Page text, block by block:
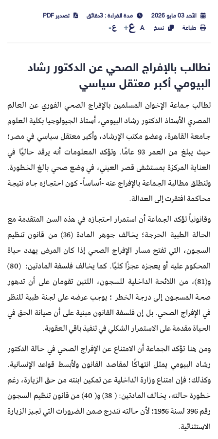
الأحد 03 مايو 2026 مدة القراءة : 3دقائق
تصدير PDF
طباعة
نسخ ع ع
نطالب بالإفراج الصحي عن الدكتور رشاد
البيومي أكبر معتقل سياسي
تطالب جماعة الإخوان المسلمين بالإفراج الصحي الفوري عن العالم
المصري الأستاذ الدكتور رشاد البيومي، أستاذ الجيولوجيا بكلية العلوم
جامعة القاهرة، وعضو مكتب الإرشاد، وأكبر معتقل سياسي في مصر؛
حيث يبلغ من العمر 93 عامًا. وتؤكد المعلومات أنه يرقد حاليًا في
العناية المركزة بمستشفى قصر العيني، في وضع صحي بالغ الخطورة.
وتنطلق مطالبة الجماعة بالإفراج عنه -أساساً- كون احتجازه جاء نتيجة
محاكمة افتقرت إلى العدالة.
وقانونياً تؤكد الجماعة أن استمرار احتجازه في هذه السن المتقدمة مع
الحالة الطبية الحرجة؛ يخالف جوهر المادة (36) من قانون تنظيم
السجون، التي تفتح مسار الإفراج الصحي إذا كان المرض يهدد حياة
المحكوم عليه أو يعجزه عجزًا كليًا. كما يخالف فلسفة المادتين: (80)
و(81)، من اللائحة الداخلية للسجون، اللتين تقومان على أن تدهور
صحة المسجون إلى درجة الخطر ؛ يوجب عرضه على لجنة طبية للنظر
في الإفراج الصحي. بل إن فلسفة القانون مبنية على أن صيانة الحق في
الحياة مقدمة على الاستمرار الشكلي في تنفيذ باقي العقوبة.
ومن هنا تؤكد الجماعة أن الامتناع عن الإفراج الصحي في حالة الدكتور
رشاد البيومي يمثل انتهاكًا لمقاصد القانون ولأبسط قواعد الإنسانية.
وكذلك؛ فإن امتناع وزارة الداخلية عن تمكين ابنته من حق الزيارة، رغم
خطورة حالته، يخالف المادتين: ( 38) و( 40) من قانون تنظيم السجون
رقم 396 لسنة 1956؛ لأن حالته تندرج ضمن الضرورات التي تجيز الزيارة
الاستثنائية.